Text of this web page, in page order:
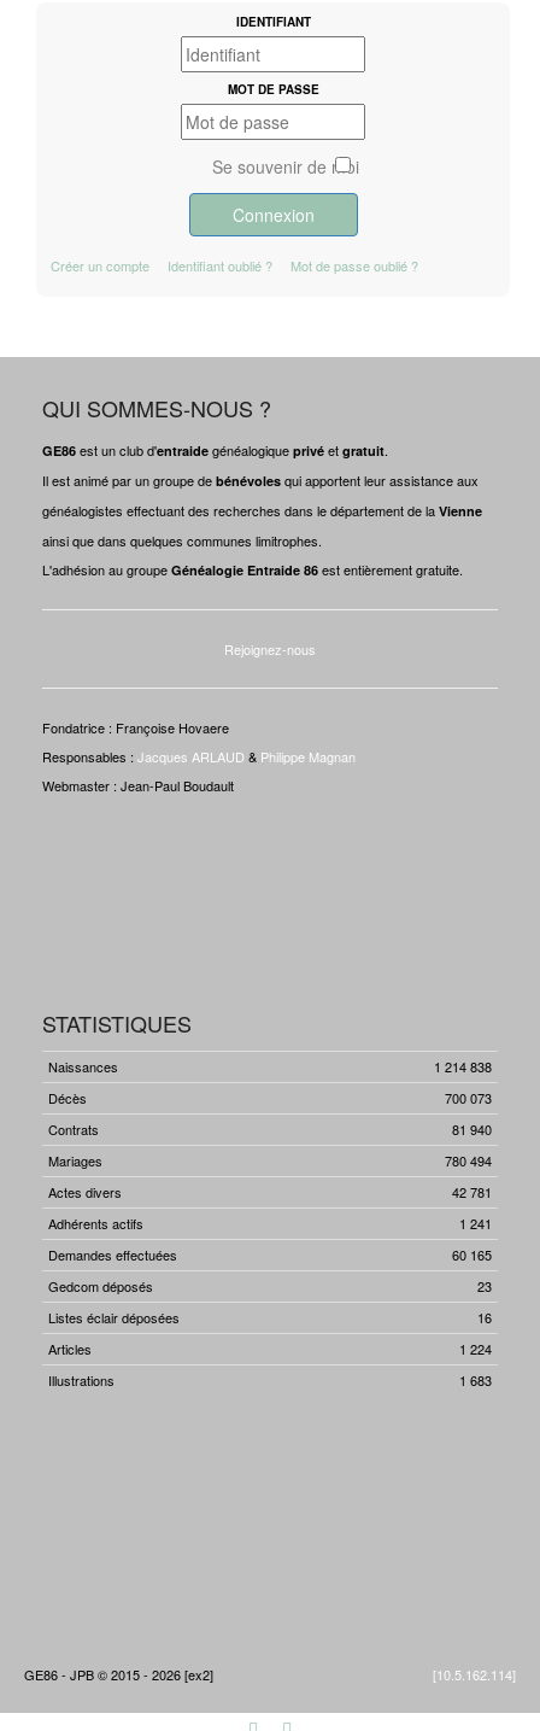
IDENTIFIANT
MOT DE PASSE
Se souvenir de moi
Connexion
Créer un compte Identifiant oublié ? Mot de passe oublié ?
QUI SOMMES-NOUS ?
GE86 est un club d'entraide généalogique privé et gratuit.
Il est animé par un groupe de bénévoles qui apportent leur assistance aux
généalogistes effectuant des recherches dans le département de la Vienne
ainsi que dans quelques communes limitrophes.
L'adhésion au groupe Généalogie Entraide 86 est entièrement gratuite.
Rejoignez-nous
Fondatrice : Françoise Hovaere
Responsables : Jacques ARLAUD & Philippe Magnan
Webmaster : Jean-Paul Boudault
STATISTIQUES
Naissances
1 214 838
Décès
700 073
Contrats
81 940
Mariages
780 494
Actes divers
42 781
Adhérents actifs
1 241
Demandes effectuées
60 165
Gedcom déposés
23
Listes éclair déposées
16
Articles
1 224
Illustrations
1 683
GE86 - JPB © 2015 - 2026 [ex2] [10.5.162.114]